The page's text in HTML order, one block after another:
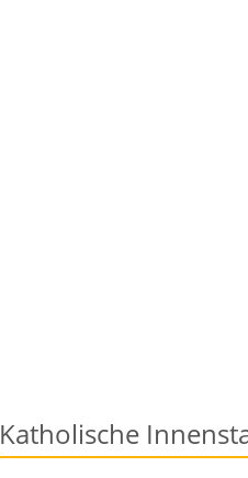
Katholische